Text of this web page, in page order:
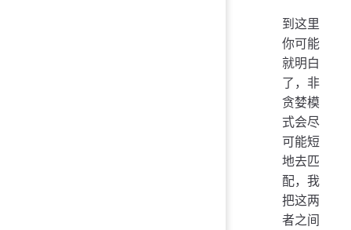
到这里
你可能
就明白
了，非
贪婪模
式会尽
可能短
地去匹
配，我
把这两
者之间